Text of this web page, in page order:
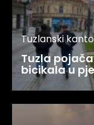
Tuzlanski
Tuzla
bicikala u